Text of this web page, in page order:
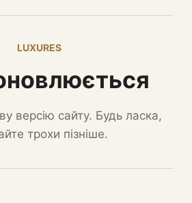
LUXURES
версію сайту. Будь ласка,
трохи пізніше.